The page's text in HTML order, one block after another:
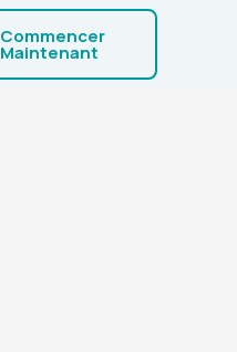
Commencer
Maintenant